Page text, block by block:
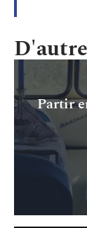
Partir